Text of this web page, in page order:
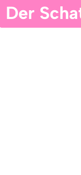
Der